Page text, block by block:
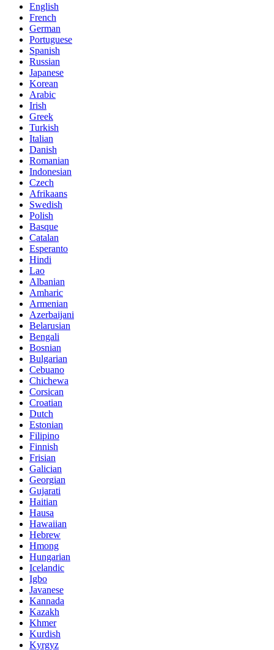
English
French
German
Portuguese
Spanish
Russian
Japanese
Korean
Arabic
Irish
Greek
Turkish
Italian
Danish
Romanian
Indonesian
Czech
Afrikaans
Swedish
Polish
Basque
Catalan
Esperanto
Hindi
Lao
Albanian
Amharic
Armenian
Azerbaijani
Belarusian
Bengali
Bosnian
Bulgarian
Cebuano
Chichewa
Corsican
Croatian
Dutch
Estonian
Filipino
Finnish
Frisian
Galician
Georgian
Gujarati
Haitian
Hausa
Hawaiian
Hebrew
Hmong
Hungarian
Icelandic
Igbo
Javanese
Kannada
Kazakh
Khmer
Kurdish
Kyrgyz